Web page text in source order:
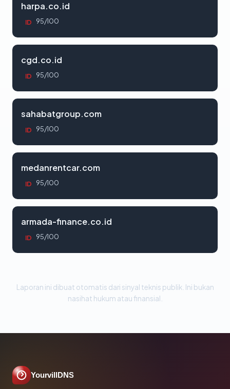
harpa.co.id
ID 95/100
cgd.co.id
ID 95/100
sahabatgroup.com
ID 95/100
medanrentcar.com
ID 95/100
armada-finance.co.id
ID 95/100
Laporan ini dibuat otomatis dari sinyal teknis publik. Ini bukan
nasihat hukum atau finansial.
YourvillDNS